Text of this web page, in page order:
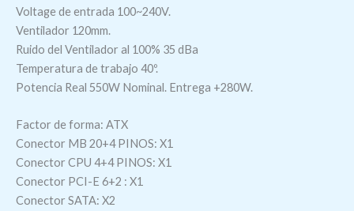
Voltage de entrada 100~240V.
Ventilador 120mm.
Ruido del Ventilador al 100% 35 dBa
Temperatura de trabajo 40º.
Potencia Real 550W Nominal. Entrega +280W.
Factor de forma: ATX
Conector MB 20+4 PINOS: X1
Conector CPU 4+4 PINOS: X1
Conector PCI-E 6+2 : X1
Conector SATA: X2